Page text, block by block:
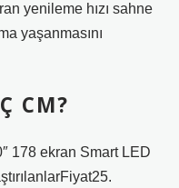
yenileme hızı sahne
yaşanmasını
CM?
178 ekran Smart LED